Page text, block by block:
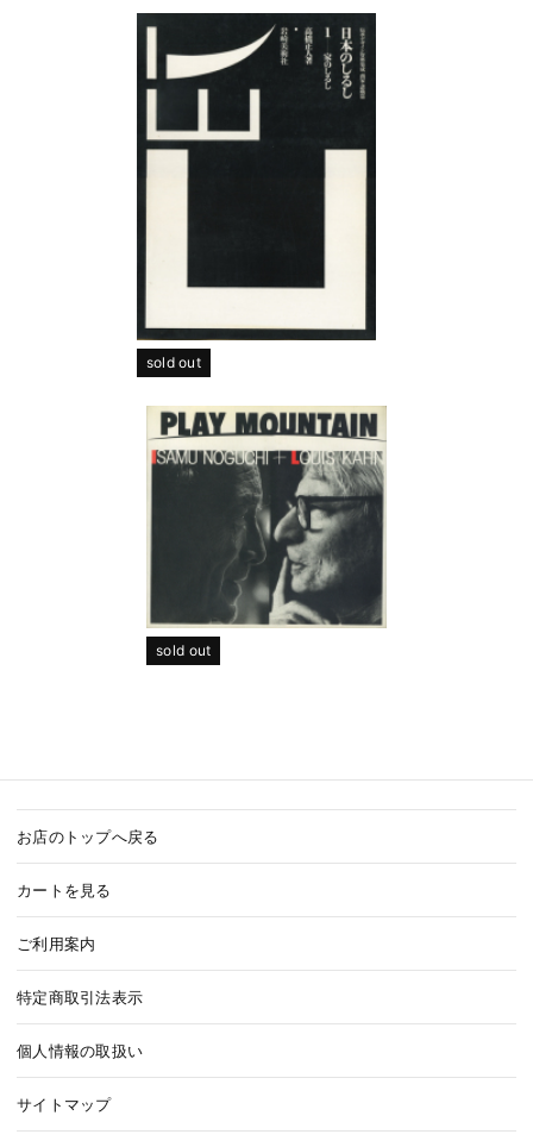
sold out
sold out
お店のトップへ戻る
カートを見る
ご利用案内
特定商取引法表示
個人情報の取扱い
サイトマップ